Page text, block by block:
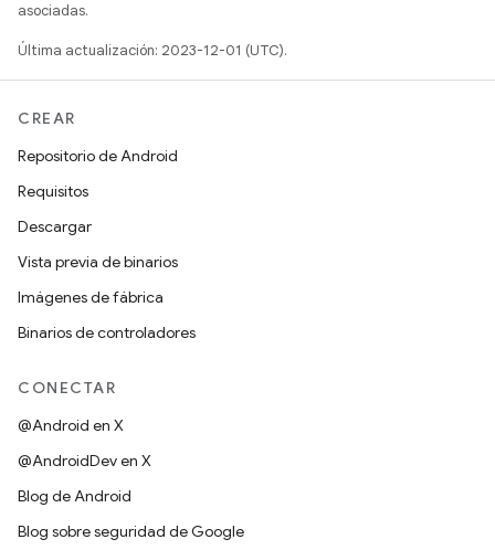
asociadas.
Última actualización: 2023-12-01 (UTC).
CREAR
Repositorio de Android
Requisitos
Descargar
Vista previa de binarios
Imágenes de fábrica
Binarios de controladores
CONECTAR
@Android en X
@AndroidDev en X
Blog de Android
Blog sobre seguridad de Google